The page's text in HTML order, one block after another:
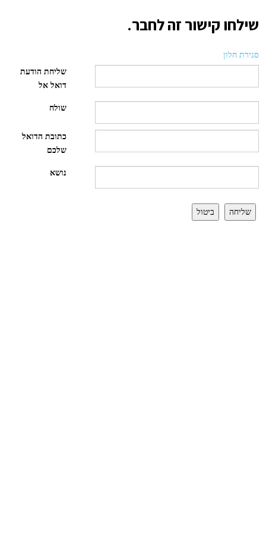
שילחו קישור זה לחבר.
סגירת חלון
שליחת הודעת
דואל אל
שולח
כתובת הדואל
שלכם
נושא
שליחה ביטול